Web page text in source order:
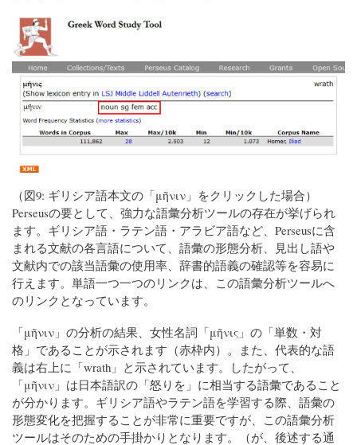
（図9: ギリシア語本文の「μῆνιν」をクリックした場合）
Perseusの要として、強力な語彙分析ツールの存在が挙げられ
ます。ギリシア語・ラテン語・アラビア語など、Perseusに含
まれる文献の各言語について、語彙の形態分析、見出し語や
文献内での該当語彙の使用率、辞書的語義の確認等を容易に
行えます。単語一つ一つのリンクは、この語彙分析ツールへ
のリンクとなっています。
「μῆνιν」の分析の結果、女性名詞「μῆνις」の「単数・対
格」であることが示されます（赤枠内）。また、代表的な語
義は右上に「wrath」と示されています。したがって、
「μῆνιν」は日本語訳の「怒りを」に相当する語彙であること
が分かります。ギリシア語やラテン語を学習する際、語彙の
形態変化を把握することが非常に重要ですが、この語彙分析
ツールはそのための手掛かりとなります。（が、後述する通